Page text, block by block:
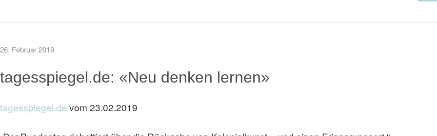
26. Februar 2019
tagesspiegel.de: «Neu denken lernen»
tagesspiegel.de vom 23.02.2019